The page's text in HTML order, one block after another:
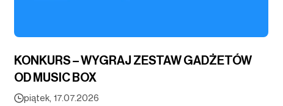
KONKURS – WYGRAJ ZESTAW GADŻETÓW
OD MUSIC BOX
piątek, 17.07.2026